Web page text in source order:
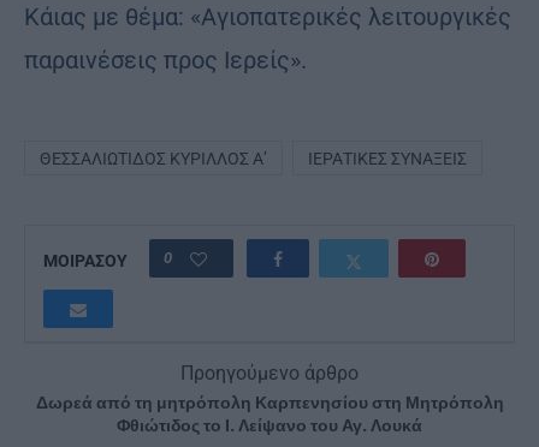
Κάιας με θέμα: «Αγιοπατερικές λειτουργικές
παραινέσεις προς Ιερείς».
ΘΕΣΣΑΛΙΏΤΙΔΟΣ ΚΎΡΙΛΛΟΣ Α’ ΙΕΡΑΤΙΚΈΣ ΣΥΝΆΞΕΙΣ
ΜΟΙΡΑΣΟΥ 0
Προηγούμενο άρθρο
Δωρεά από τη μητρόπολη Καρπενησίου στη Μητρόπολη
Φθιώτιδος το Ι. Λείψανο του Αγ. Λουκά